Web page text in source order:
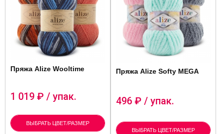
Пряжа Alize Wooltime
1 019 ₽ / упак.
ВЫБРАТЬ ЦВЕТ/РАЗМЕР
Пряжа Alize Softy MEGA
496 ₽ / упак.
ВЫБРАТЬ ЦВЕТ/РАЗМЕР